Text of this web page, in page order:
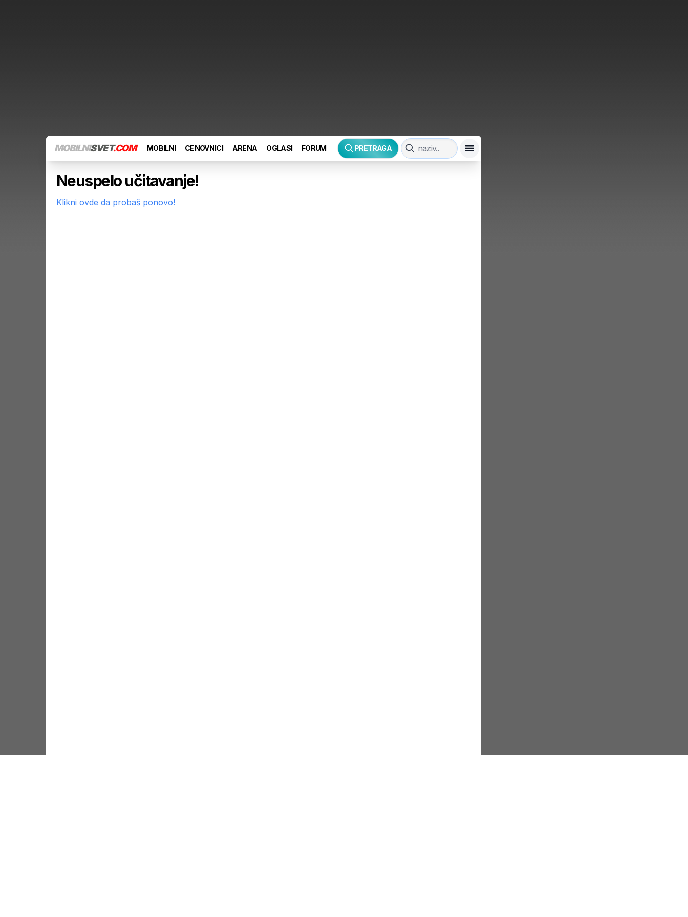
MOBILNISVET.COM MOBILNI CENOVNICI ARENA OGLASI FORUM PRETRAGA
Neuspelo učitavanje!
Klikni ovde da probaš ponovo!